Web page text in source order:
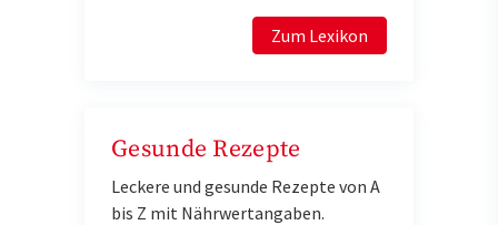
Zum Lexikon
Gesunde Rezepte
Leckere und gesunde Rezepte von A
bis Z mit Nährwertangaben.